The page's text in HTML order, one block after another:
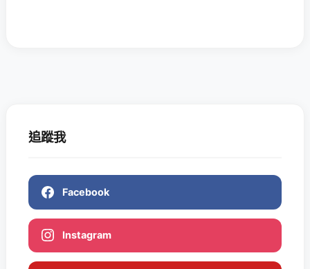
追蹤我
Facebook
Instagram